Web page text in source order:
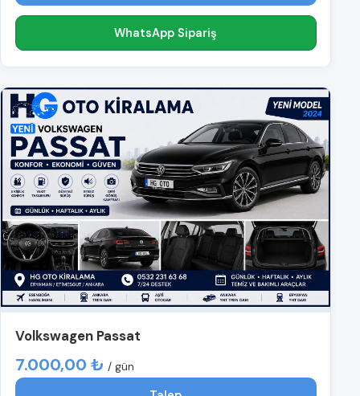
WhatsApp Sipariş
Volkswagen Passat
7.000,00 ₺ / gün